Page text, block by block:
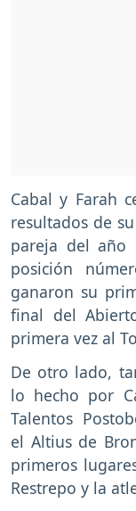
Cabal y Farah
resultados de
pareja del año
posición
ganaron su
final del
primera vez al
De otro lado,
lo hecho por
Talentos
el Altius de
primeros
Restrepo y la